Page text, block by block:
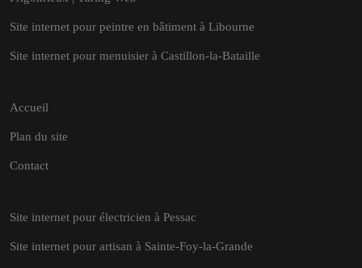
Site internet pour peintre en bâtiment à Libourne
Site internet pour menuisier à Castillon-la-Bataille
Accueil
Plan du site
Contact
Site internet pour électricien à Pessac
Site internet pour artisan à Sainte-Foy-la-Grande